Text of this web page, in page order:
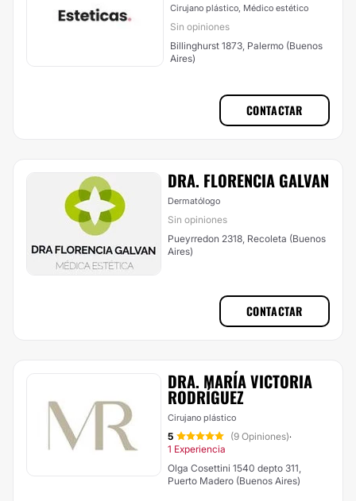
Cirujano plástico, Médico estético
Sin opiniones
Billinghurst 1873, Palermo (Buenos
Aires)
CONTACTAR
DRA. FLORENCIA GALVAN
Dermatólogo
Sin opiniones
Pueyrredon 2318, Recoleta (Buenos
Aires)
CONTACTAR
DRA. MARÍA VICTORIA
RODRÍGUEZ
Cirujano plástico
5 (9 Opiniones)·
1 Experiencia
Olga Cosettini 1540 depto 311,
Puerto Madero (Buenos Aires)